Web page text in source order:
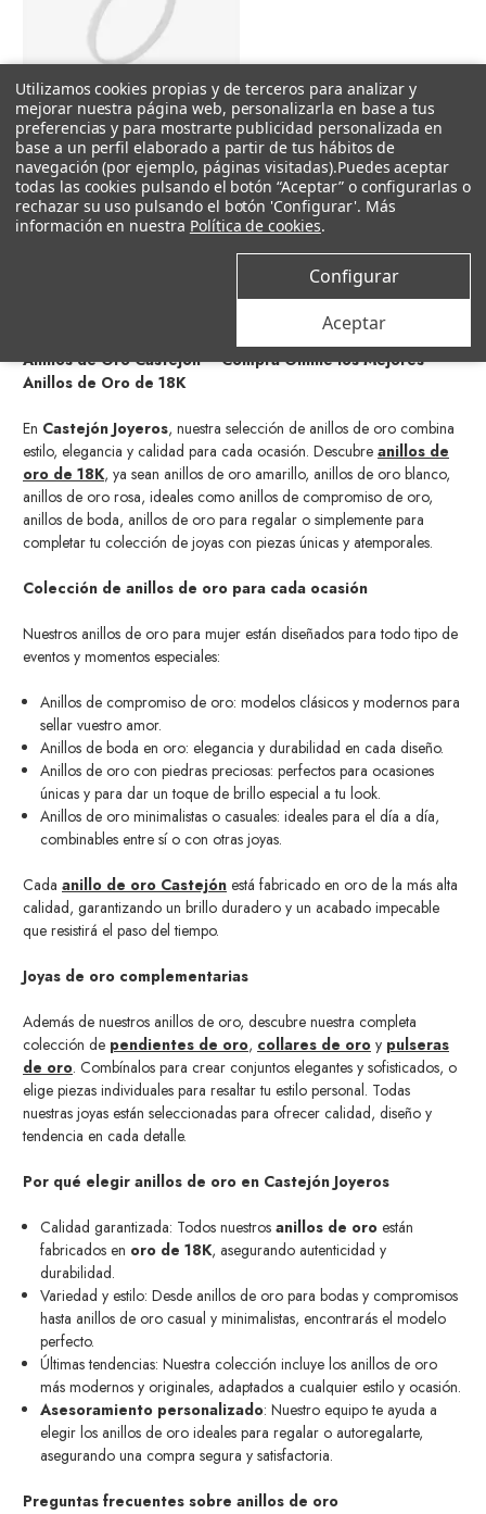
Elegir opciones
Castejón
Anillo Solitario Circonita Oro Blanco
Anillos de Oro Castejón – Compra Online los Mejores
Anillos de Oro de 18K
En Castejón Joyeros, nuestra selección de anillos de oro combina
estilo, elegancia y calidad para cada ocasión. Descubre anillos de
oro de 18K, ya sean anillos de oro amarillo, anillos de oro blanco,
anillos de oro rosa, ideales como anillos de compromiso de oro,
anillos de boda, anillos de oro para regalar o simplemente para
completar tu colección de joyas con piezas únicas y atemporales.
Colección de anillos de oro para cada ocasión
Nuestros anillos de oro para mujer están diseñados para todo tipo de
eventos y momentos especiales:
Anillos de compromiso de oro: modelos clásicos y modernos para
sellar vuestro amor.
Anillos de boda en oro: elegancia y durabilidad en cada diseño.
Anillos de oro con piedras preciosas: perfectos para ocasiones
únicas y para dar un toque de brillo especial a tu look.
Anillos de oro minimalistas o casuales: ideales para el día a día,
combinables entre sí o con otras joyas.
Cada anillo de oro Castejón está fabricado en oro de la más alta
calidad, garantizando un brillo duradero y un acabado impecable
que resistirá el paso del tiempo.
Joyas de oro complementarias
Además de nuestros anillos de oro, descubre nuestra completa
colección de pendientes de oro, collares de oro y pulseras
de oro. Combínalos para crear conjuntos elegantes y sofisticados, o
elige piezas individuales para resaltar tu estilo personal. Todas
nuestras joyas están seleccionadas para ofrecer calidad, diseño y
tendencia en cada detalle.
Por qué elegir anillos de oro en Castejón Joyeros
Calidad garantizada: Todos nuestrosanillos de oro están
fabricados en oro de 18K, asegurando autenticidad y
durabilidad.
Variedad y estilo: Desde anillos de oro para bodas y compromisos
hasta anillos de oro casual y minimalistas, encontrarás el modelo
perfecto.
Últimas tendencias: Nuestra colección incluye los anillos de oro
más modernos y originales, adaptados a cualquier estilo y ocasión.
Asesoramiento personalizado: Nuestro equipo te ayuda a
elegir los anillos de oro ideales para regalar o autoregalarte,
asegurando una compra segura y satisfactoria.
Preguntas frecuentes sobre anillos de oro
Utilizamos cookies propias y de terceros para analizar y
mejorar nuestra página web, personalizarla en base a tus
preferencias y para mostrarte publicidad personalizada en
base a un perfil elaborado a partir de tus hábitos de
navegación (por ejemplo, páginas visitadas).Puedes aceptar
todas las cookies pulsando el botón “Aceptar” o configurarlas o
rechazar su uso pulsando el botón 'Configurar'. Más
información en nuestra Política de cookies.
Configurar
Aceptar